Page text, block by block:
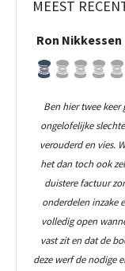
MEEST
Ron Nikkessen
Ben hier twee keer
ongelofelijke
verouderd en vies.
het dan toch ook
duistere factuur
onderdelen inzake
volledig open
vast zit en dat de
deze werf de nodige